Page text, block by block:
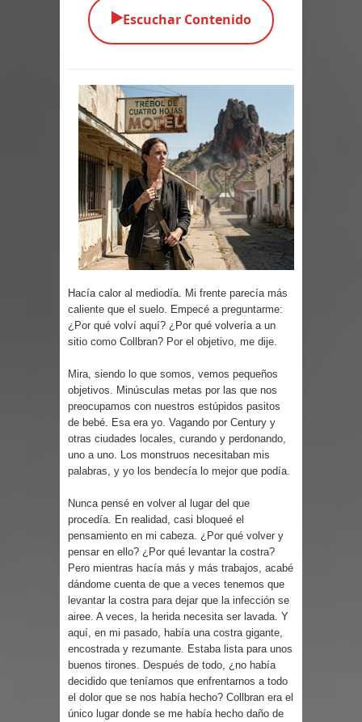
Parte 05: Los Horrores del Infierno
Parte 03: La Traición
Parte 02: Vuelve el Hijo Prodigo
Parte 01: El Comienzo
Parte 01: El Enemigo Interior
Exaltados y Muertos Vivientes
Los Muertos se Levantan (Relato)
Los Monstruos más Buscados
Parte 09: Los Muertos Cuentan
Cuentos
▶️Escuchar Contenido
Hacía calor al mediodía. Mi frente parecía más
caliente que el suelo. Empecé a preguntarme:
¿Por qué volví aquí? ¿Por qué volvería a un
sitio como Collbran? Por el objetivo, me dije.
Mira, siendo lo que somos, vemos pequeños
objetivos. Minúsculas metas por las que nos
preocupamos con nuestros estúpidos pasitos
de bebé. Esa era yo. Vagando por Century y
otras ciudades locales, curando y perdonando,
uno a uno. Los monstruos necesitaban mis
palabras, y yo los bendecía lo mejor que podía.
Nunca pensé en volver al lugar del que
procedía. En realidad, casi bloqueé el
pensamiento en mi cabeza. ¿Por qué volver y
pensar en ello? ¿Por qué levantar la costra?
Pero mientras hacía más y más trabajos, acabé
dándome cuenta de que a veces tenemos que
levantar la costra para dejar que la infección se
airee. A veces, la herida necesita ser lavada. Y
aquí, en mi pasado, había una costra gigante,
encostrada y rezumante. Estaba lista para unos
buenos tirones. Después de todo, ¿no había
decidido que teníamos que enfrentarnos a todo
el dolor que se nos había hecho? Collbran era el
único lugar donde se me había hecho daño de